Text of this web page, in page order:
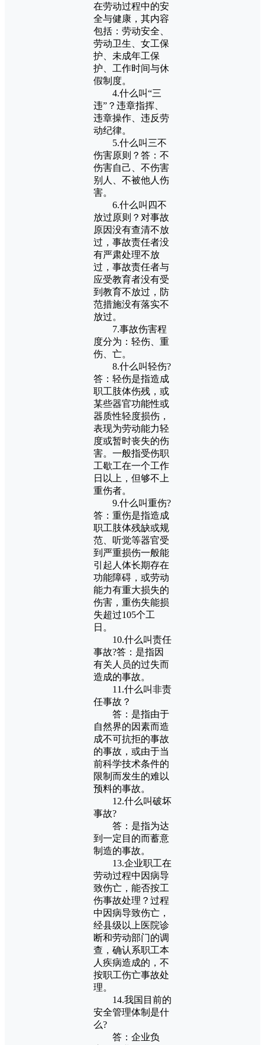
在劳动过程中的安
全与健康，其内容
包括：劳动安全、
劳动卫生、女工保
护、未成年工保
护、工作时间与休
假制度。
4.什么叫“三
违”？违章指挥、
违章操作、违反劳
动纪律。
5.什么叫三不
伤害原则？答：不
伤害自己、不伤害
别人、不被他人伤
害。
6.什么叫四不
放过原则？对事故
原因没有查清不放
过，事故责任者没
有严肃处理不放
过，事故责任者与
应受教育者没有受
到教育不放过，防
范措施没有落实不
放过。
7.事故伤害程
度分为：轻伤、重
伤、亡。
8.什么叫轻伤?
答：轻伤是指造成
职工肢体伤残，或
某些器官功能性或
器质性轻度损伤，
表现为劳动能力轻
度或暂时丧失的伤
害。一般指受伤职
工歇工在一个工作
日以上，但够不上
重伤者。
9.什么叫重伤?
答：重伤是指造成
职工肢体残缺或规
范、听觉等器官受
到严重损伤一般能
引起人体长期存在
功能障碍，或劳动
能力有重大损失的
伤害，重伤失能损
失超过105个工
日。
10.什么叫责任
事故?答：是指因
有关人员的过失而
造成的事故。
11.什么叫非责
任事故？
答：是指由于
自然界的因素而造
成不可抗拒的事故
的事故，或由于当
前科学技术条件的
限制而发生的难以
预料的事故。
12.什么叫破坏
事故?
答：是指为达
到一定目的而蓄意
制造的事故。
13.企业职工在
劳动过程中因病导
致伤亡，能否按工
伤事故处理？过程
中因病导致伤亡，
经县级以上医院诊
断和劳动部门的调
查，确认系职工本
人疾病造成的，不
按职工伤亡事故处
理。
14.我国目前的
安全管理体制是什
么?
答：企业负